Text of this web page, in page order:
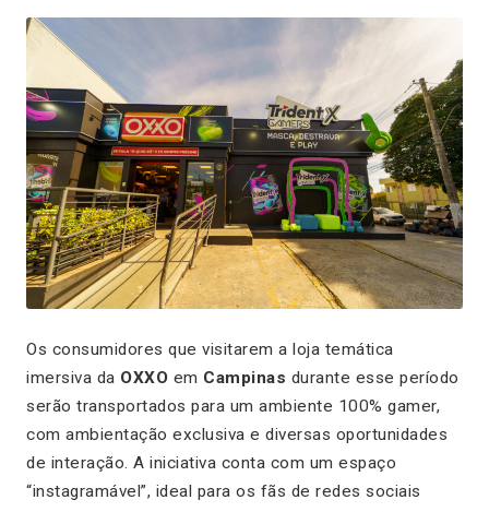
Os consumidores que visitarem a loja temática
imersiva da OXXO em Campinas durante esse período
serão transportados para um ambiente 100% gamer,
com ambientação exclusiva e diversas oportunidades
de interação. A iniciativa conta com um espaço
“instagramável”, ideal para os fãs de redes sociais